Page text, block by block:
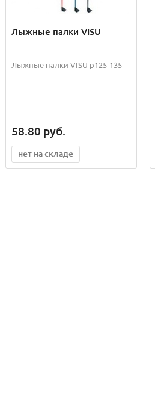
Лыжные палки VISU
Лыжные палки VISU р125-135
58.80 руб.
нет на складе